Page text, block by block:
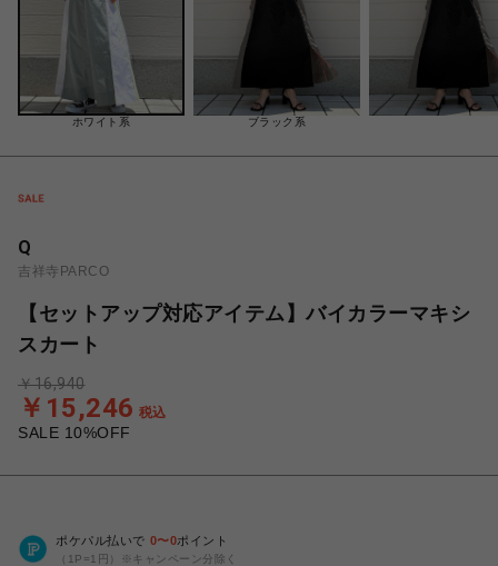
ホワイト系 ブラック系
Q
吉祥寺PARCO
【セットアップ対応アイテム】バイカラーマキシ
スカート
SALE 10%OFF
￥15,246 税込
￥16,940
ポケパル払いで 0〜0ポイント
（1P=1円）※キャンペーン分除く